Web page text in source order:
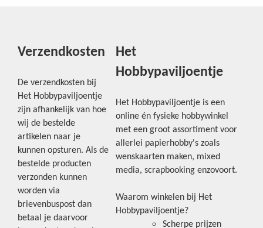
Verzendkosten
De verzendkosten bij
Het Hobbypaviljoentje
zijn afhankelijk van hoe
wij de bestelde
artikelen naar je
kunnen opsturen. Als de
bestelde producten
verzonden kunnen
worden via
brievenbuspost dan
betaal je daarvoor
Het
Hobbypaviljoentje
Het Hobbypaviljoentje is een
online én fysieke hobbywinkel
met een groot assortiment voor
allerlei papierhobby's zoals
wenskaarten maken, mixed
media, scrapbooking enzovoort.
Waarom winkelen bij Het
Hobbypaviljoentje?
Scherpe prijzen